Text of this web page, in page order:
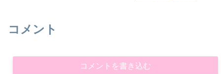
コメント
コメントを書き込む